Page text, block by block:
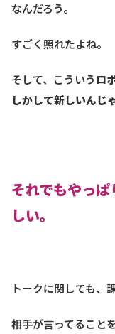
なんだろう。
すごく照れたよね。
そして、こういうロ
しかして新しいんじ
それでもやっ
しい。
トークに関しても、
相手が言ってること